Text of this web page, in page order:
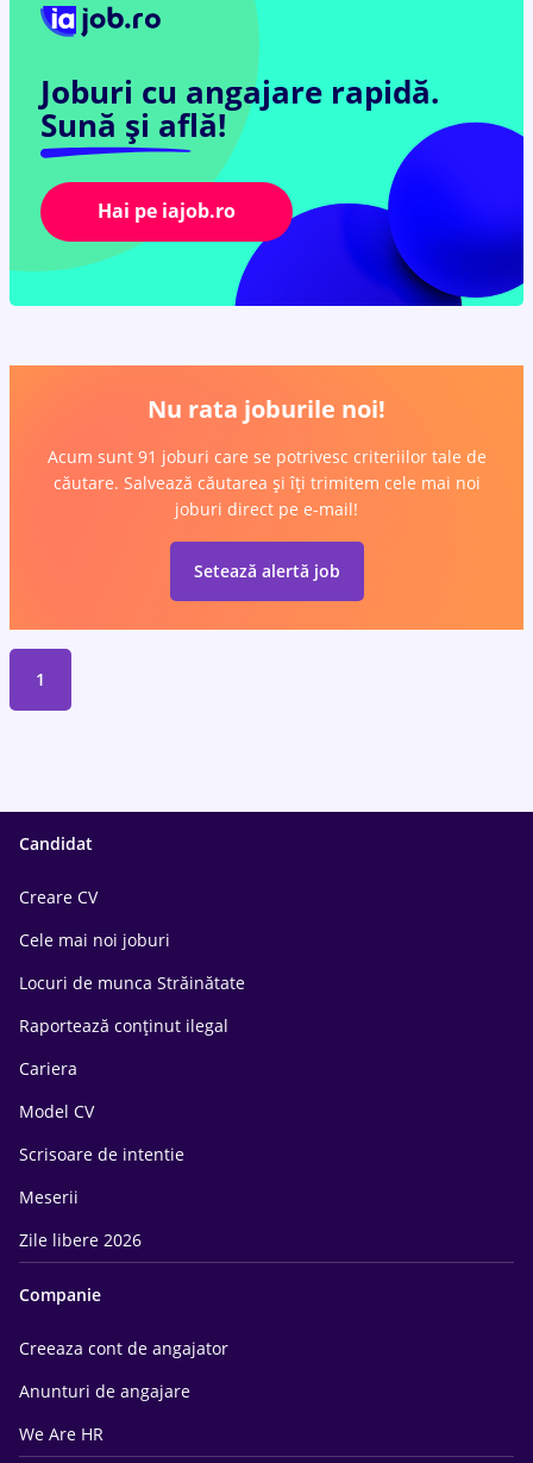
Joburi cu angajare rapidă.
Sună și află!
Hai pe iajob.ro
Nu rata joburile noi!
Acum sunt 91 joburi care se potrivesc criteriilor tale de
căutare. Salvează căutarea și îți trimitem cele mai noi
joburi direct pe e-mail!
Setează alertă job
1
Candidat
Creare CV
Cele mai noi joburi
Locuri de munca Străinătate
Raportează conținut ilegal
Cariera
Model CV
Scrisoare de intentie
Meserii
Zile libere 2026
Companie
Creeaza cont de angajator
Anunturi de angajare
We Are HR